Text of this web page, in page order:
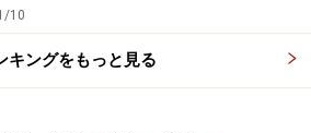
は一緒に住もうということになっ
くると言ったんですが、私は還暦
10
キングをもっと見る